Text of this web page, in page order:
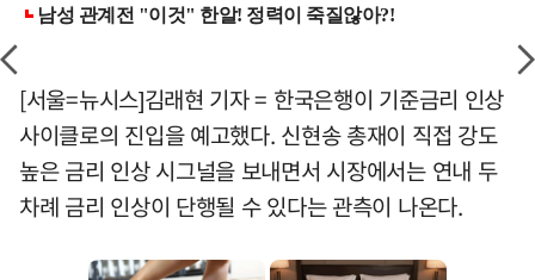
[서울=뉴시스]김래현 기자 = 한국은행이 기준금리 인상
사이클로의 진입을 예고했다. 신현송 총재이 직접 강도
높은 금리 인상 시그널을 보내면서 시장에서는 연내 두
차례 금리 인상이 단행될 수 있다는 관측이 나온다.